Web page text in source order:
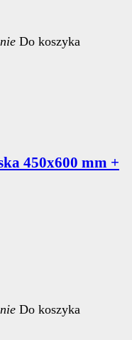
Do koszyka
450x600 mm +
Do koszyka